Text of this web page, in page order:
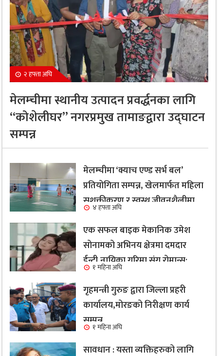
२ हफ्ता अघि
मेलम्चीमा स्थानीय उत्पादन प्रवर्द्धनका लागि
“कोशेलीघर” नगरप्रमुख तामाङद्वारा उद्घाटन
सम्पन्न
मेलम्चीमा ‘क्याच एण्ड सर्भ बल’
प्रतियोगिता सम्पन्न, खेलमार्फत महिला
सशक्तीकरण र स्वस्थ जीवनशैलीमा
जोड
४ हफ्ता अघि
एक सफल बाइक मेकानिक उमेश
सोनामको अभिनय क्षेत्रमा दमदार
ईन्ट्री,नायिका गरिमा संग रोमान्स:
हेर्नुहोस भिडियो ।
१ महिना अघि
गृहमन्त्री गुरुङ द्वारा जिल्ला प्रहरी
कार्यालय,मोरङको निरीक्षण कार्य
सम्पन्न१ महिना अघि
सावधान : यस्ता व्यक्तिहरुको लागि